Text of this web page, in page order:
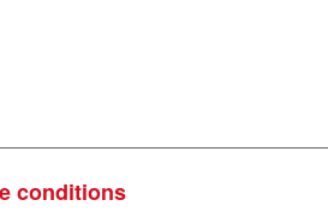
conditions